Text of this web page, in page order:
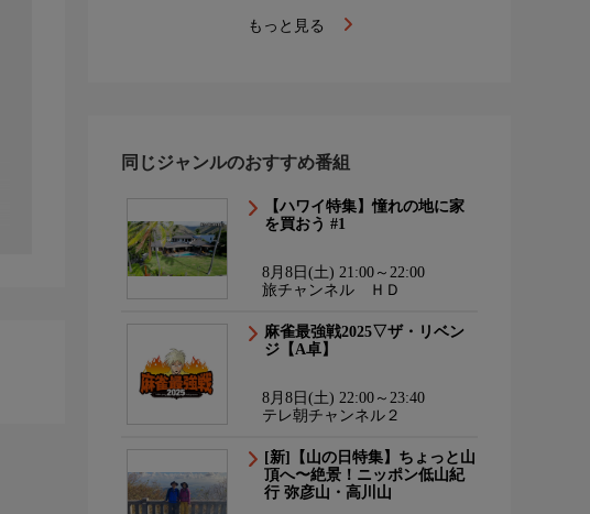
もっと見る
同じジャンルのおすすめ番組
【ハワイ特集】憧れの地に家
を買おう #1
8月8日(土) 21:00～22:00
旅チャンネル ＨＤ
麻雀最強戦2025▽ザ・リベン
ジ【A卓】
8月8日(土) 22:00～23:40
テレ朝チャンネル２
[新]【山の日特集】ちょっと山
頂へ〜絶景！ニッポン低山紀
行 弥彦山・高川山